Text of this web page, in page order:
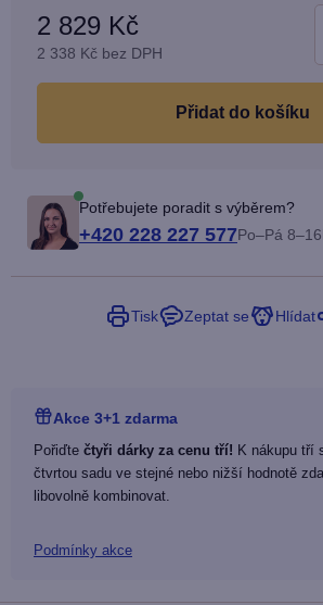
2 829 Kč
2 338 Kč bez DPH
do košíku
Potřebujete poradit s výběrem?
+420 228 227 577Po–Pá
Tisk Zeptat se Hlídat
Akce 3+1 zdarma
Pořiďte čtyři dárky za cenu tří! K nákupu tří
čtvrtou sadu ve stejné nebo nižší hodnotě
libovolně kombinovat.
Podmínky akce